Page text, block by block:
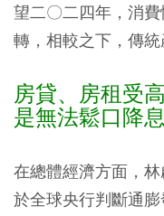
望二〇二四年，消
轉，相較之下，傳統
房貸、房租受
是無法鬆口降
在總體經濟方面，
於全球央行判斷通